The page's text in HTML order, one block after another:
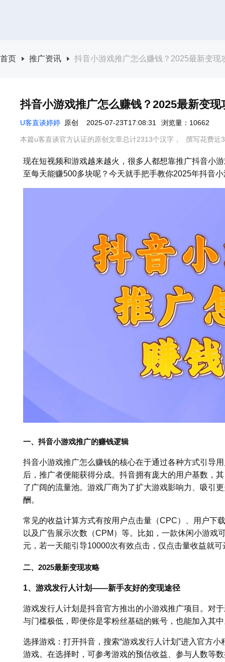
首页 推广资讯 抖音小游戏推广怎么赚钱？2025最新变现
抖音小游戏推广怎么赚钱？2025最新变
U客直谈婷婷 原创 2025-07-23T17:08:31 浏览量：10662
本篇u客直谈官方认证的原创文章总计2313个汉字， 撰写花费近
现在短视频和游戏越来越火，很多人都想靠推广抖音小
至每天能赚500多块呢？今天就手把手教你2025年抖音
一、抖音小游戏推广的赚钱逻辑
抖音小游戏推广怎么赚钱的核心在于通过各种方式引导
后，推广者便能获得分成。抖音拥有庞大的用户基数，
了广阔的流量池。游戏厂商为了扩大游戏影响力、吸引
酬。
常见的收益计算方式有按用户点击量（CPC）、用户下
以及广告展示次数（CPM）等。比如，一款休闲小游戏
元，若一天能引导10000次有效点击，仅点击量收益就
二、2025最新变现攻略
1、游戏发行人计划——新手友好的变现途径
游戏发行人计划是抖音官方推出的小游戏推广项目。对
与门槛极低，即便你是零粉丝基础的账号，也能加入其
选择游戏：打开抖音，搜索“游戏发行人计划”进入官方
游戏。在选择时，可参考游戏的预估收益、参与人数等